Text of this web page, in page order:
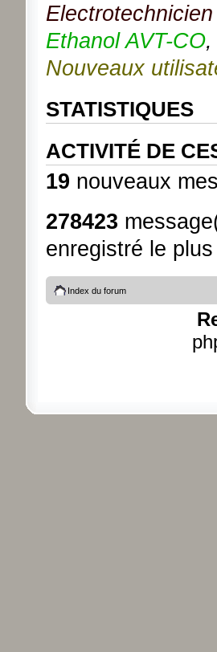
Ethanol AVT-CO,
Nouveaux
STATISTIQUES
ACTIVITÉ DE
19 nouveaux
278423
enregistré le
Index du forum